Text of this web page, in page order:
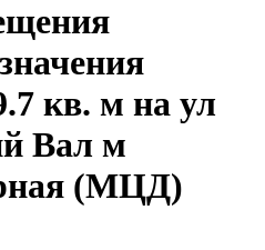
кв. м на ул
Вал м
(МЦД)